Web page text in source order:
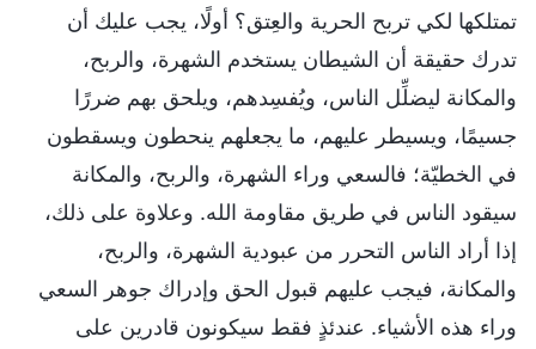
تمتلكها لكي تربح الحرية والعِتق؟ أولًا، يجب عليك أن
تدرك حقيقة أن الشيطان يستخدم الشهرة، والربح،
والمكانة ليضلِّل الناس، ويُفسِدهم، ويلحق بهم ضررًا
جسيمًا، ويسيطر عليهم، ما يجعلهم ينحطون ويسقطون
في الخطيّة؛ فالسعي وراء الشهرة، والربح، والمكانة
سيقود الناس في طريق مقاومة الله. وعلاوة على ذلك،
إذا أراد الناس التحرر من عبودية الشهرة، والربح،
والمكانة، فيجب عليهم قبول الحق وإدراك جوهر السعي
وراء هذه الأشياء. عندئذٍ فقط سيكونون قادرين على